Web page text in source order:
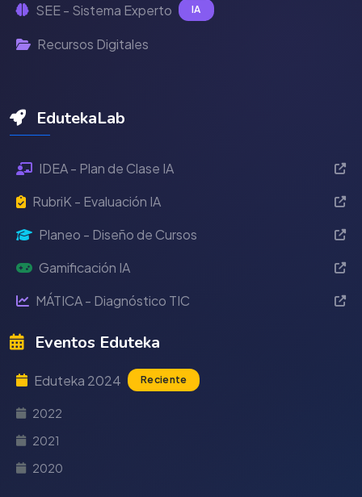
SEE - Sistema Experto IA
Recursos Digitales
EdutekaLab
IDEA - Plan de Clase IA
RubriK - Evaluación IA
Planeo - Diseño de Cursos
Gamificación IA
MÁTICA - Diagnóstico TIC
Eventos Eduteka
Eduteka 2024 Reciente
2022
2021
2020